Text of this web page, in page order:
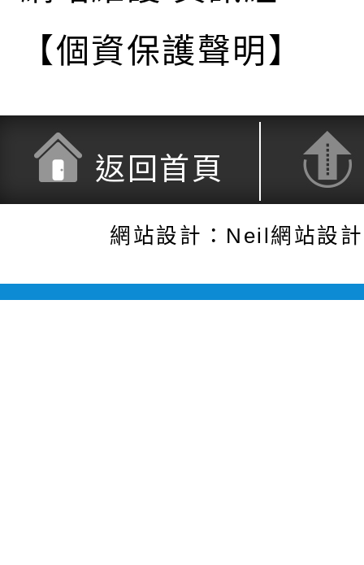
【個資保護聲明】
返回首頁
網站設計：Neil網站設